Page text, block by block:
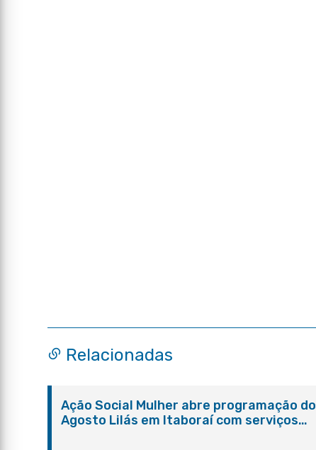
Relacionadas
Ação Social Mulher abre programação do
Agosto Lilás em Itaboraí com serviços